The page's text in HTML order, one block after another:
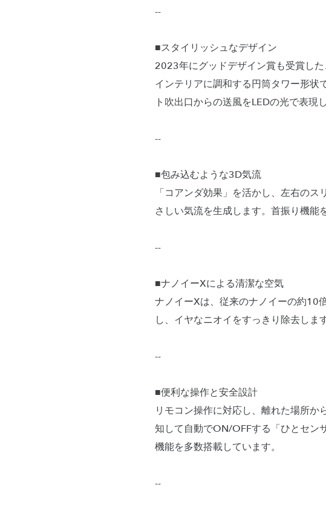
--
■スタイリッシュなデザイン
2023年にグッドデザイン賞も受賞し
インテリアに調和する円筒タワー形状
ト吹出口からの送風をLEDの光で表現
--
■包み込むような3D気流
「コアンダ効果」を活かし、左右の
さしい気流を生成します。首振り機能
--
■ナノイーXによる清潔な空気
ナノイーXは、従来のナノイーの約10
し、イヤなニオイをすっきり除去しま
--
■便利な操作と安全設計
リモコン操作に対応し、離れた場所
知して自動でON/OFFする「ひとセン
機能を多数搭載しています。
--